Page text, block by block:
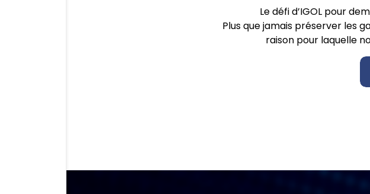
Le défi d’IGOL pour
Plus que jamais préserver les
raison pour laquelle